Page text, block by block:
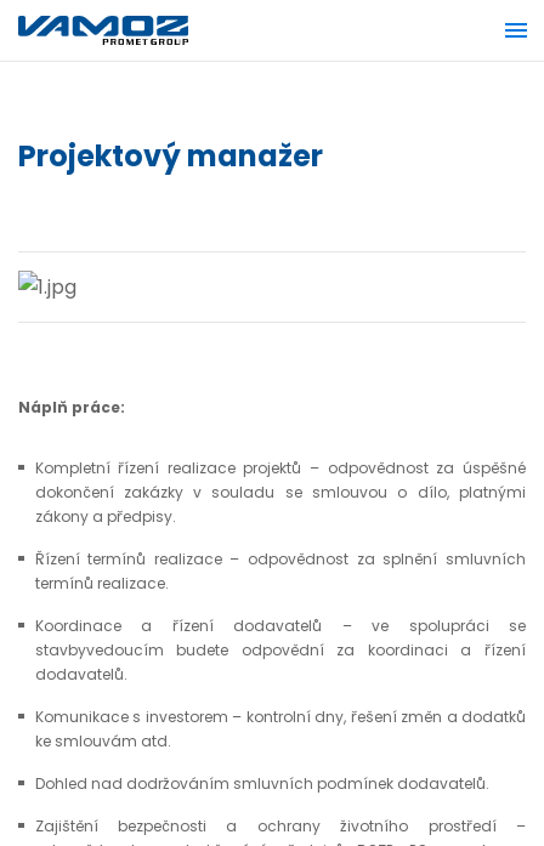
Projektový manažer
Náplň práce:
Kompletní řízení realizace projektů – odpovědnost za úspěšné
dokončení zakázky v souladu se smlouvou o dílo, platnými
zákony a předpisy.
Řízení termínů realizace – odpovědnost za splnění smluvních
termínů realizace.
Koordinace a řízení dodavatelů – ve spolupráci se
stavbyvedoucím budete odpovědní za koordinaci a řízení
dodavatelů.
Komunikace s investorem – kontrolní dny, řešení změn a dodatků
ke smlouvám atd.
Dohled nad dodržováním smluvních podmínek dodavatelů.
Zajištění bezpečnosti a ochrany životního prostředí –